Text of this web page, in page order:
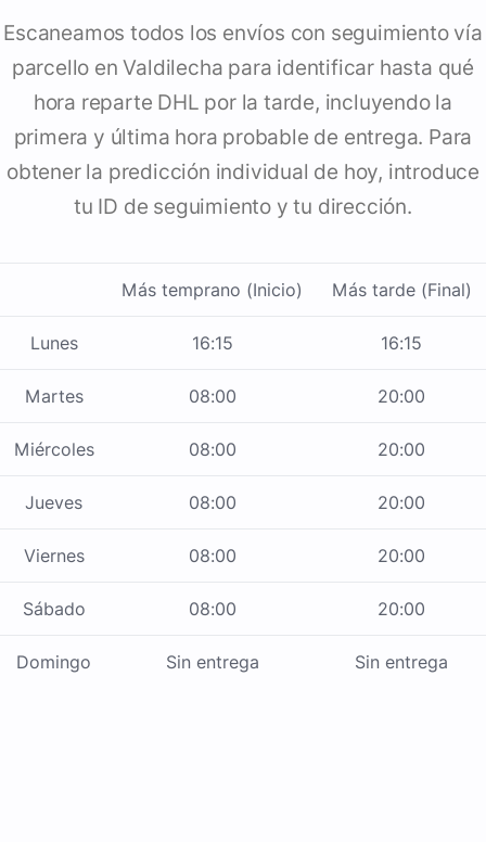
Escaneamos todos los envíos con seguimiento vía
parcello en Valdilecha para identificar hasta qué
hora reparte DHL por la tarde, incluyendo la
primera y última hora probable de entrega. Para
obtener la predicción individual de hoy, introduce
tu ID de seguimiento y tu dirección.
Más temprano (Inicio) Más tarde (Final)
Lunes 16:15 16:15
Martes 08:00 20:00
Miércoles 08:00 20:00
Jueves 08:00 20:00
Viernes 08:00 20:00
Sábado 08:00 20:00
Domingo Sin entrega Sin entrega